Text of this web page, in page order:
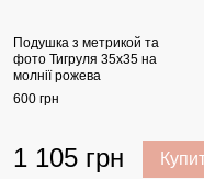
Подушка з метрикой та
фото Тигруля 35х35 на
молнії рожева
600 грн
1 105 грн